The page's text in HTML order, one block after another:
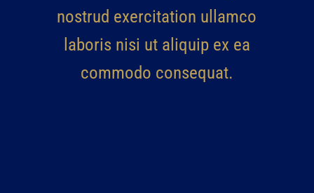
nostrud exercitation ullamco
laboris nisi ut aliquip ex ea
commodo consequat.